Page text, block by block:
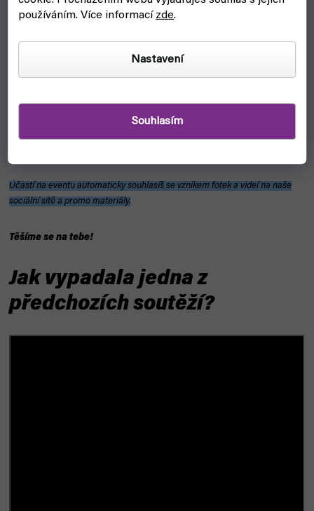
používáním. Více informacízde.
Nastavení
Souhlasím
1. místo= 10FC
2. místo= 7FC
Účastí na eventu automaticky souhlasíš se vznikem fotek a videí na naše
sociální sítě a promo materiály.
Těšíme se na tebe!
Jak vypadala jedna z
předchozích soutěží?